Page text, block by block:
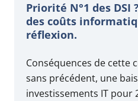
Priorité N°1 des DSI
des coûts
réflexion.
Conséquences de cette
sans précédent, une
investissements IT pour